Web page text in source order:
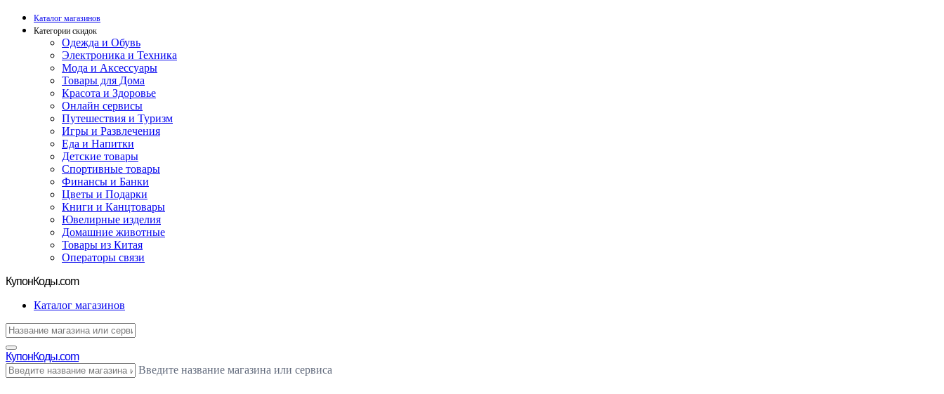
Каталог магазинов
Категории скидок
Одежда и Обувь
Электроника и Техника
Мода и Аксессуары
Товары для Дома
Красота и Здоровье
Онлайн сервисы
Путешествия и Туризм
Игры и Развлечения
Еда и Напитки
Детские товары
Спортивные товары
Финансы и Банки
Цветы и Подарки
Книги и Канцтовары
Ювелирные изделия
Домашние животные
Товары из Китая
Операторы связи
КупонКоды.com
Каталог магазинов
КупонКоды.com
Введите название магазина или сервиса